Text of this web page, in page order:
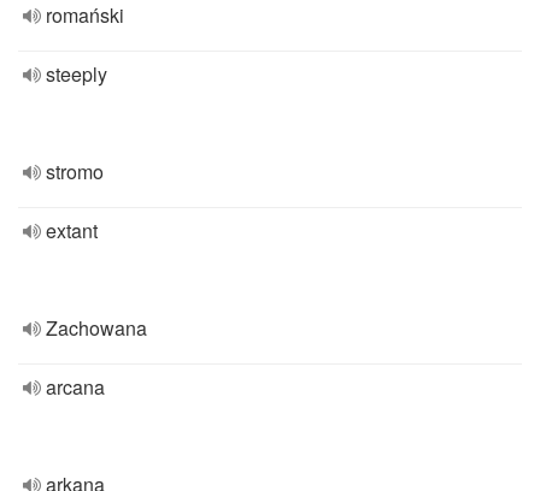
romański
steeply
stromo
extant
Zachowana
arcana
arkana